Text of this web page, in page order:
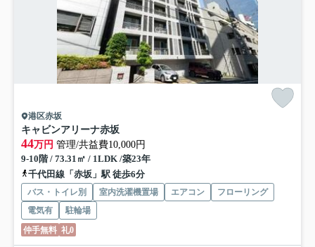
港区赤坂
キャビンアリーナ赤坂
44万円 管理/共益費10,000円
9-10階 / 73.31㎡ / 1LDK /築23年
千代田線「赤坂」駅 徒歩6分
バス・トイレ別 室内洗濯機置場 エアコン
フローリング
電気有
駐輪場
仲手無料 礼0